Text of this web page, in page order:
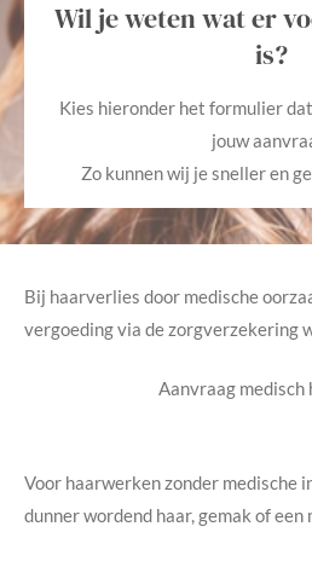
Wil je weten wat er
is?
Kies hieronder het formulier
jouw
Zo kunnen wij je sneller en
Bij haarverlies door medische
vergoeding via de zorgverzekering
Aanvraag medisch
Voor haarwerken zonder medische
dunner wordend haar, gemak of een